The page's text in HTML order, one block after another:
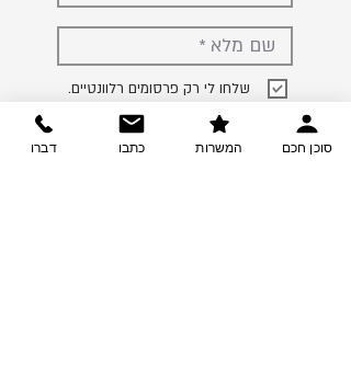
קראתי ואישרתי את תנאי השימוש
דברו כתבו המשרות סוכן חכם